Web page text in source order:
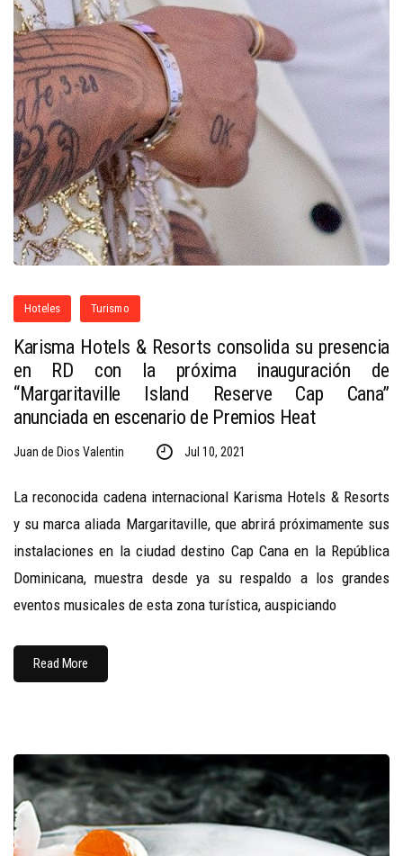
Hoteles Turismo
Karisma Hotels & Resorts consolida su presencia
en RD con la próxima inauguración de
“Margaritaville Island Reserve Cap Cana”
anunciada en escenario de Premios Heat
Juan de Dios Valentin Jul 10, 2021
La reconocida cadena internacional Karisma Hotels & Resorts
y su marca aliada Margaritaville, que abrirá próximamente sus
instalaciones en la ciudad destino Cap Cana en la República
Dominicana, muestra desde ya su respaldo a los grandes
eventos musicales de esta zona turística, auspiciando
Read More